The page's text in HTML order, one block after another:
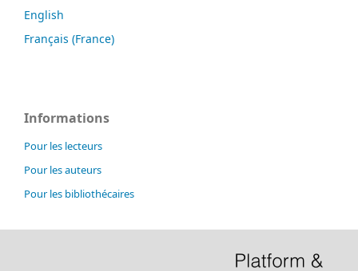
English
Français (France)
Informations
Pour les lecteurs
Pour les auteurs
Pour les bibliothécaires